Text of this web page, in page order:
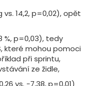
14,2, p=0,02), opět
%, p=0,03), tedy
které mohou pomoci
při sprintu,
ze židle,
vs. -7,38, p=0,01)